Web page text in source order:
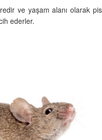
ve yaşam alanı olarak pis
ederler.